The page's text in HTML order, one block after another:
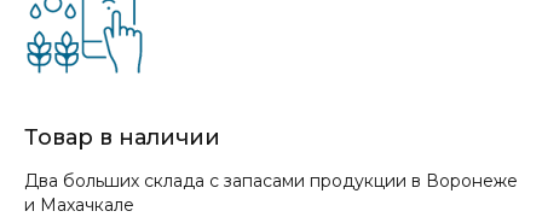
Товар в наличии
Два больших склада с запасами продукции в Воронеже
и Махачкале